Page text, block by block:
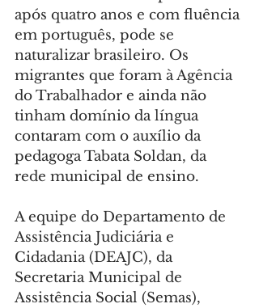
após quatro anos e com fluência
em português, pode se
naturalizar brasileiro. Os
migrantes que foram à Agência
do Trabalhador e ainda não
tinham domínio da língua
contaram com o auxílio da
pedagoga Tabata Soldan, da
rede municipal de ensino.
A equipe do Departamento de
Assistência Judiciária e
Cidadania (DEAJC), da
Secretaria Municipal de
Assistência Social (Semas),